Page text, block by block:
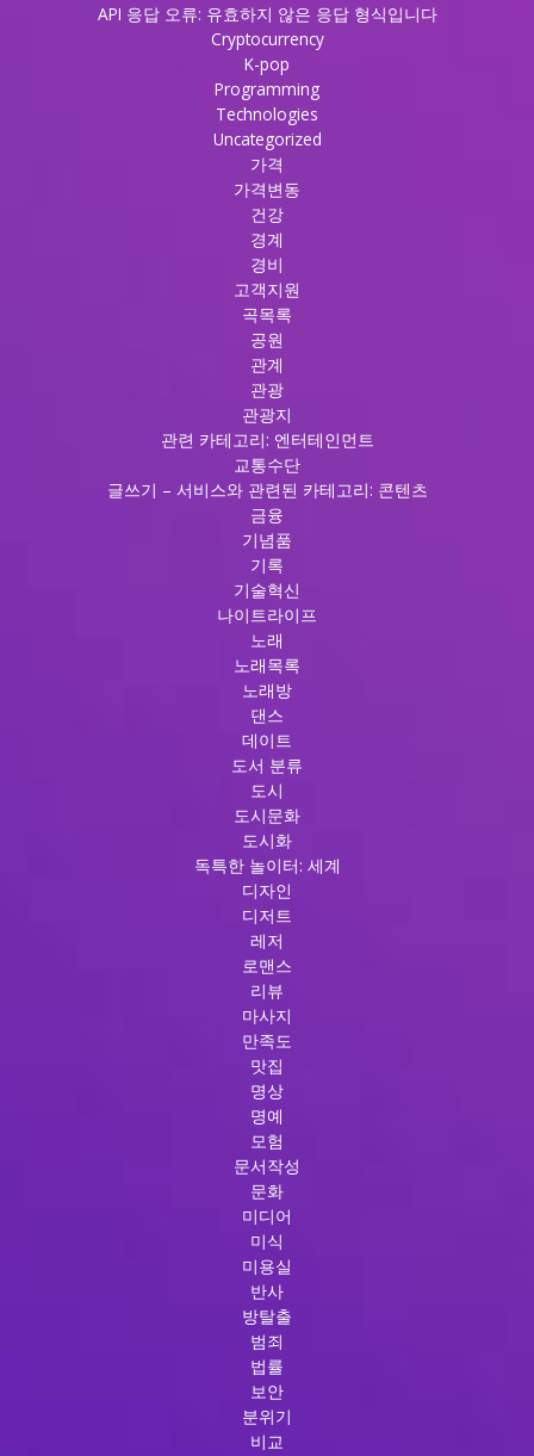
API 응답 오류: 유효하지 않은 응답 형식입니다
Cryptocurrency
K-pop
Programming
Technologies
Uncategorized
가격
가격변동
건강
경계
경비
고객지원
곡목록
공원
관계
관광
관광지
관련 카테고리: 엔터테인먼트
교통수단
글쓰기 – 서비스와 관련된 카테고리: 콘텐츠
금융
기념품
기록
기술혁신
나이트라이프
노래
노래목록
노래방
댄스
데이트
도서 분류
도시
도시문화
도시화
독특한 놀이터: 세계
디자인
디저트
레저
로맨스
리뷰
마사지
만족도
맛집
명상
명예
모험
문서작성
문화
미디어
미식
미용실
반사
방탈출
범죄
법률
보안
분위기
비교